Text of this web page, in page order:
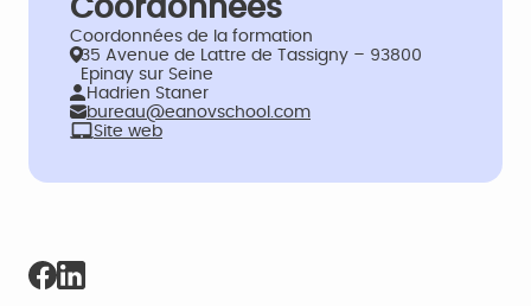
Coordonnées
Coordonnées de la formation
35 Avenue de Lattre de Tassigny – 93800
Epinay sur Seine
Hadrien Staner
bureau@eanovschool.com
Site web